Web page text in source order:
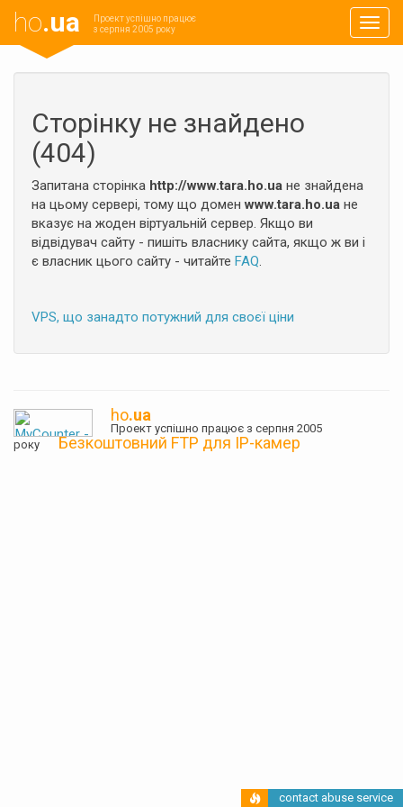
ho.ua
Проект успішно працює
з серпня 2005 року
Сторінку не знайдено
(404)
Запитана сторінка http://www.tara.ho.ua не знайдена
на цьому сервері, тому що доменwww.tara.ho.ua не
вказує на жоден віртуальній сервер. Якщо ви
відвідувач сайту - пишіть власнику сайта, якщо ж ви і
є власник цього сайту - читайте FAQ.
VPS, що занадто потужний для своєї ціни
ho.ua
Проект успішно працює з серпня 2005
року Безкоштовний FTP для IP-камер
contact abuse service